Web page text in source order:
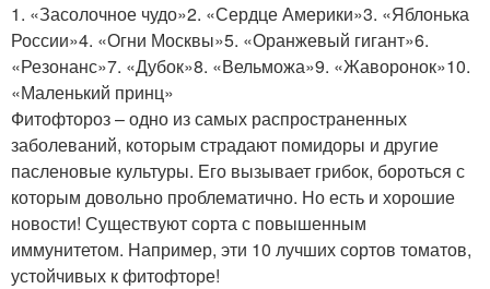
1. «Засолочное чудо»2. «Сердце Америки»3. «Яблонька
России»4. «Огни Москвы»5. «Оранжевый гигант»6.
«Резонанс»7. «Дубок»8. «Вельможа»9. «Жаворонок»10.
«Маленький принц»
Фитофтороз – одно из самых распространенных
заболеваний, которым страдают помидоры и другие
пасленовые культуры. Его вызывает грибок, бороться с
которым довольно проблематично. Но есть и хорошие
новости! Существуют сорта с повышенным
иммунитетом. Например, эти 10 лучших сортов томатов,
устойчивых к фитофторе!